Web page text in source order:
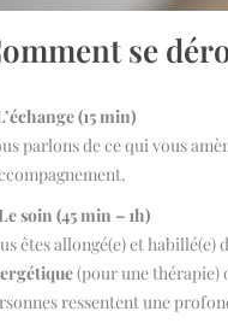
se
(15 min)
parlons de ce qui vous
soin (45 min – 1h)
êtes allongé(e) et habillé(e)
(pour une thérapie)
ressentent une